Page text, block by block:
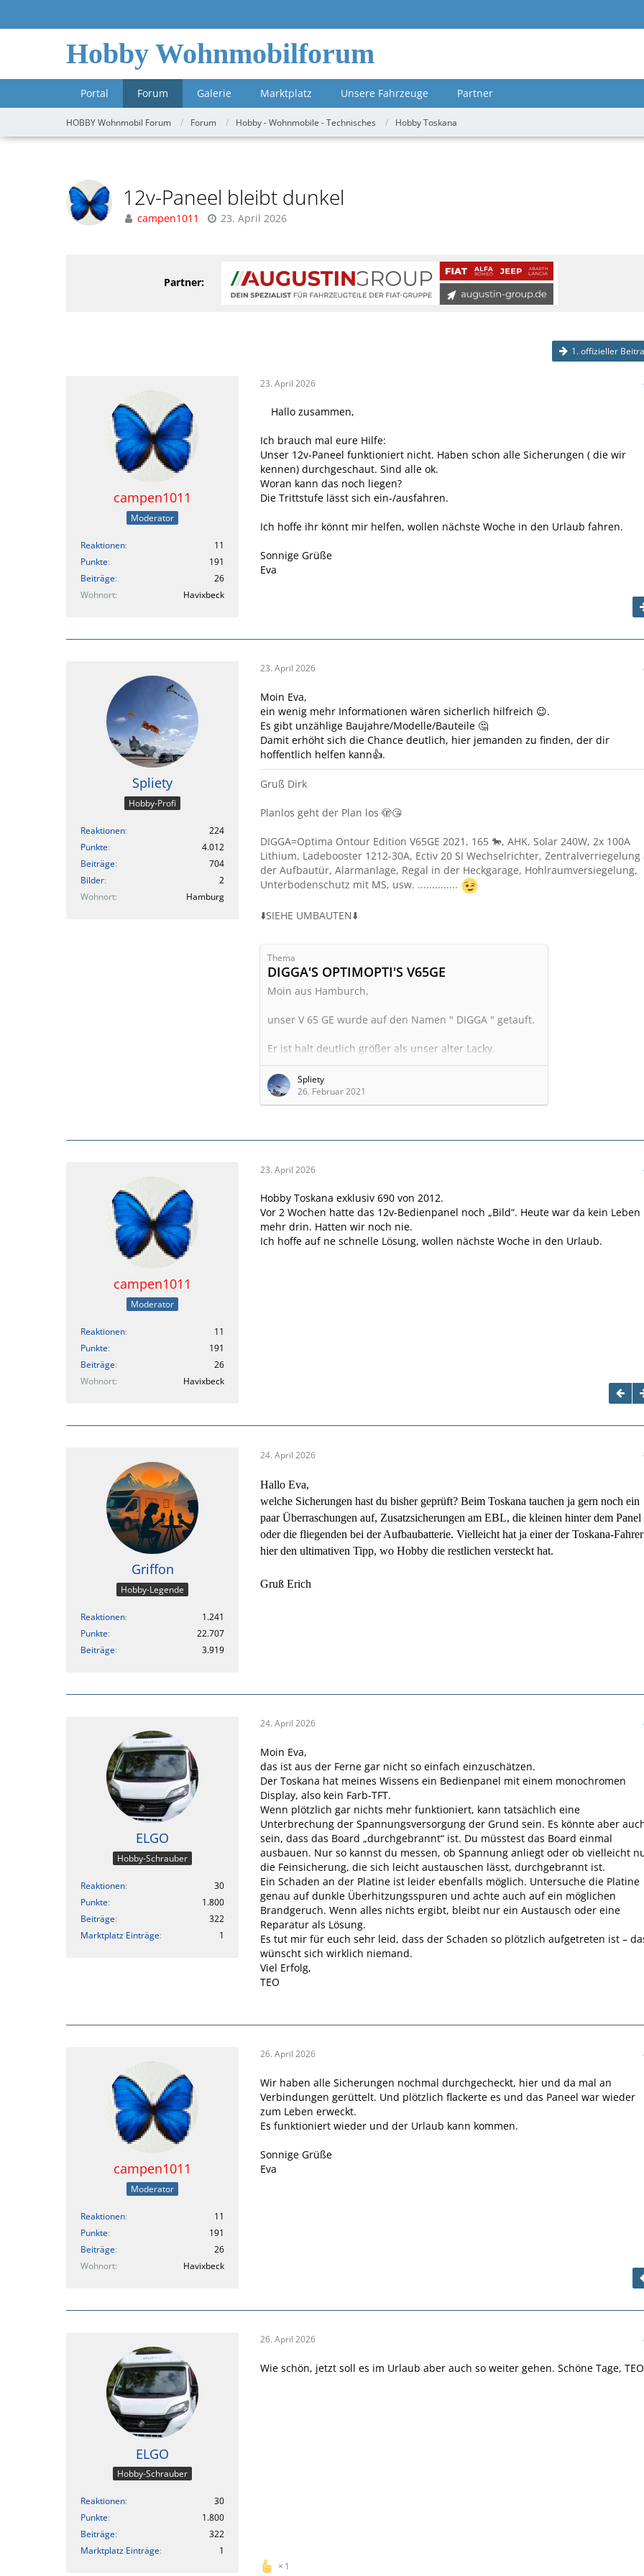
Hobby Wohnmobilforum
Portal Forum Galerie Marktplatz Unsere Fahrzeuge Partner
HOBBY Wohnmobil Forum Forum Hobby - Wohnmobile - Technisches Hobby Toskana
12v-Paneel bleibt dunkel
campen1011 23. April 2026
Partner:
1. offizieller
campen1011
Moderator
Reaktionen
11
Punkte
191
Beiträge
26
Wohnort
Havixbeck
23. April 2026
Hallo zusammen,
Ich brauch mal eure Hilfe:
Unser 12v-Paneel funktioniert nicht. Haben schon alle Sicherungen ( die wir
kennen) durchgeschaut. Sind alle ok.
Woran kann das noch liegen?
Die Trittstufe lässt sich ein-/ausfahren.
Ich hoffe ihr könnt mir helfen, wollen nächste Woche in den Urlaub fahren.
Sonnige Grüße
Eva
Spliety
Hobby-Profi
Reaktionen
224
Punkte
4.012
Beiträge
704
Bilder
2
Wohnort
Hamburg
23. April 2026
Moin Eva,
ein wenig mehr Informationen wären sicherlich hilfreich 😉.
Es gibt unzählige Baujahre/Modelle/Bauteile 🤔
Damit erhöht sich die Chance deutlich, hier jemanden zu finden, der dir
hoffentlich helfen kann👍.
Gruß Dirk
Planlos geht der Plan los 🫣😘
DIGGA=Optima Ontour Edition V65GE 2021, 165 🐎, AHK, Solar 240W, 2x 100A
Lithium, Ladebooster 1212-30A, Ectiv 20 SI Wechselrichter, Zentralverriegelung
der Aufbautür, Alarmanlage, Regal in der Heckgarage, Hohlraumversiegelung,
Unterbodenschutz mit MS, usw. ..............
⬇️SIEHE UMBAUTEN⬇️
Thema
DIGGA'S OPTIMOPTI'S V65GE
Moin aus Hamburch,
unser V 65 GE wurde auf den Namen " DIGGA " getauft.
Er ist halt deutlich größer als unser alter Lacky.
Der Ursprung des Wortes stammt aus der in Hamburch
(Hamburg) üblichen Art ein "ck" wie ein "gg"
auszusprechen. Dadurch ist der BegriffDiggavon
Soviel zur Erklärung des Names.
Digga ist jetzt schon einge Wochen da,…
Spliety
26. Februar 2021
campen1011
Moderator
Reaktionen
11
Punkte
191
Beiträge
26
Wohnort
Havixbeck
23. April 2026
Hobby Toskana exklusiv 690 von 2012.
Vor 2 Wochen hatte das 12v-Bedienpanel noch „Bild“. Heute war da kein Leben
mehr drin. Hatten wir noch nie.
Ich hoffe auf ne schnelle Lösung, wollen nächste Woche in den Urlaub.
Griffon
Hobby-Legende
Reaktionen
1.241
Punkte
22.707
Beiträge
3.919
24. April 2026
Hallo Eva,
welche Sicherungen hast du bisher geprüft? Beim Toskana tauchen ja gern noch ein
paar Überraschungen auf, Zusatzsicherungen am EBL, die kleinen hinter dem Panel
oder die fliegenden bei der Aufbaubatterie. Vielleicht hat ja einer der Toskana‑Fahrer
hier den ultimativen Tipp, wo Hobby die restlichen versteckt hat.
Gruß Erich
ELGO
Hobby-Schrauber
Reaktionen
30
Punkte
1.800
Beiträge
322
Marktplatz Einträge
1
24. April 2026
Moin Eva,
das ist aus der Ferne gar nicht so einfach einzuschätzen.
Der Toskana hat meines Wissens ein Bedienpanel mit einem monochromen
Display, also kein Farb‑TFT.
Wenn plötzlich gar nichts mehr funktioniert, kann tatsächlich eine
Unterbrechung der Spannungsversorgung der Grund sein. Es könnte aber
sein, dass das Board „durchgebrannt“ ist. Du müsstest das Board einmal
ausbauen. Nur so kannst du messen, ob Spannung anliegt oder ob vielleicht
die Feinsicherung, die sich leicht austauschen lässt, durchgebrannt ist.
Ein Schaden an der Platine ist leider ebenfalls möglich. Untersuche die Platine
genau auf dunkle Überhitzungsspuren und achte auch auf ein möglichen
Brandgeruch. Wenn alles nichts ergibt, bleibt nur ein Austausch oder eine
Reparatur als Lösung.
Es tut mir für euch sehr leid, dass der Schaden so plötzlich aufgetreten ist –
wünscht sich wirklich niemand.
Viel Erfolg,
TEO
campen1011
Moderator
Reaktionen
11
Punkte
191
Beiträge
26
Wohnort
Havixbeck
26. April 2026
Wir haben alle Sicherungen nochmal durchgecheckt, hier und da mal an
Verbindungen gerüttelt. Und plötzlich flackerte es und das Paneel war wieder
zum Leben erweckt.
Es funktioniert wieder und der Urlaub kann kommen.
Sonnige Grüße
Eva
ELGO
Hobby-Schrauber
Reaktionen
30
Punkte
1.800
Beiträge
322
Marktplatz Einträge
1
26. April 2026
Wie schön, jetzt soll es im Urlaub aber auch so weiter gehen. Schöne Tage, TEO
1